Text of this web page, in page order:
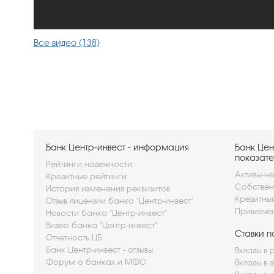
Все видео (138)
Банк Центр-инвест - информация
Рейтинги надежности
Кредитные рейтинги
История изменения реквизитов
Отзыв лицензии банка "Центр-инвест"
Новости банка "Центр-инвест"
Видео банка "Центр-инвест"
Отчетность ЦБ
Банк Центр-инвест - отзывы
Форум о банках и МФО
Банк
Активы-
Ставки
Вклады в
Вклады в